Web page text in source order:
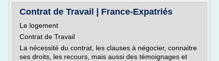
Contrat de Travail | France-Expatriés
Le logement
Contrat de Travail
La nécessité du contrat, les clauses à négocier, connaitre
ses droits, les recours, mais aussi des témoignages et